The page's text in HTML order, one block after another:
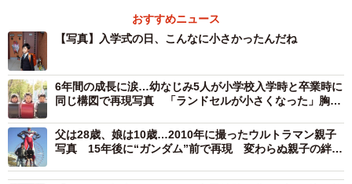
おすすめニュース
【写真】入学式の日、こんなに小さかったんだね
6年間の成長に涙…幼なじみ5人が小学校入学時と卒業時に
同じ構図で再現写真 「ランドセルが小さくなった」胸が
父は28歳、娘は10歳…2010年に撮ったウルトラマン親子
写真 15年後に“ガンダム”前で再現 変わらぬ親子の絆に